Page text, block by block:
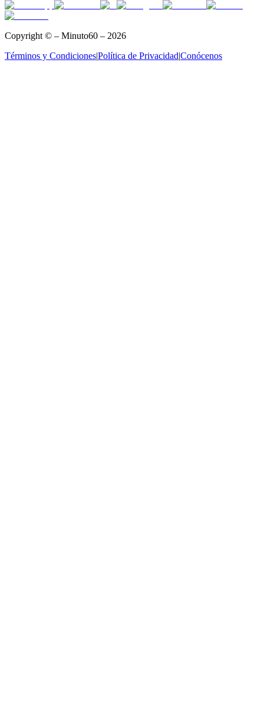
Copyright © – Minuto60 – 2026
Términos y Condiciones|Política de Privacidad|Conócenos